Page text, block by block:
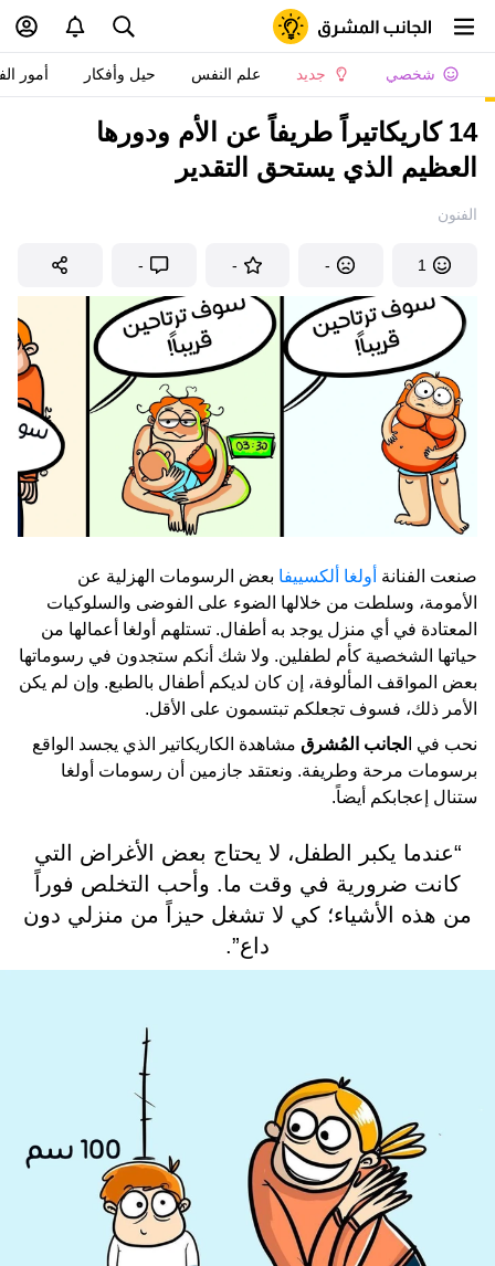
شخصي جديد علم النفس حيل وأفكار أمور
14 كاريكاتيراً طريفاً عن الأم ودورها
العظيم الذي يستحق التقدير
الفنون
1
-
-
-
صنعت الفنانة أولغا ألكسييفا بعض الرسومات الهزلية عن
الأمومة، وسلطت من خلالها الضوء على الفوضى والسلوكيات
المعتادة في أي منزل يوجد به أطفال. تستلهم أولغا أعمالها من
حياتها الشخصية كأم لطفلين. ولا شك أنكم ستجدون في رسوماتها
بعض المواقف المألوفة، إن كان لديكم أطفال بالطبع. وإن لم يكن
الأمر ذلك، فسوف تجعلكم تبتسمون على الأقل.
نحب في ا لجانب المُشرق مشاهدة الكاريكاتير الذي يجسد الواقع
برسومات مرحة وطريفة. ونعتقد جازمين أن رسومات أولغا
ستنال إعجابكم أيضاً.
“عندما يكبر الطفل، لا يحتاج بعض الأغراض التي
كانت ضرورية في وقت ما. وأحب التخلص فوراً
من هذه الأشياء؛ كي لا تشغل حيزاً من منزلي دون
داع”.